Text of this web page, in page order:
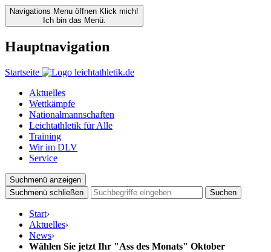
Navigations Menu öffnen Klick mich!
Ich bin das Menü.
Hauptnavigation
Startseite
Aktuelles
Wettkämpfe
Nationalmannschaften
Leichtathletik für Alle
Training
Wir im DLV
Service
Suchmenü anzeigen
Suchmenü schließen
Suchen
Start›
Aktuelles›
News›
Wählen Sie jetzt Ihr "Ass des Monats" Oktober